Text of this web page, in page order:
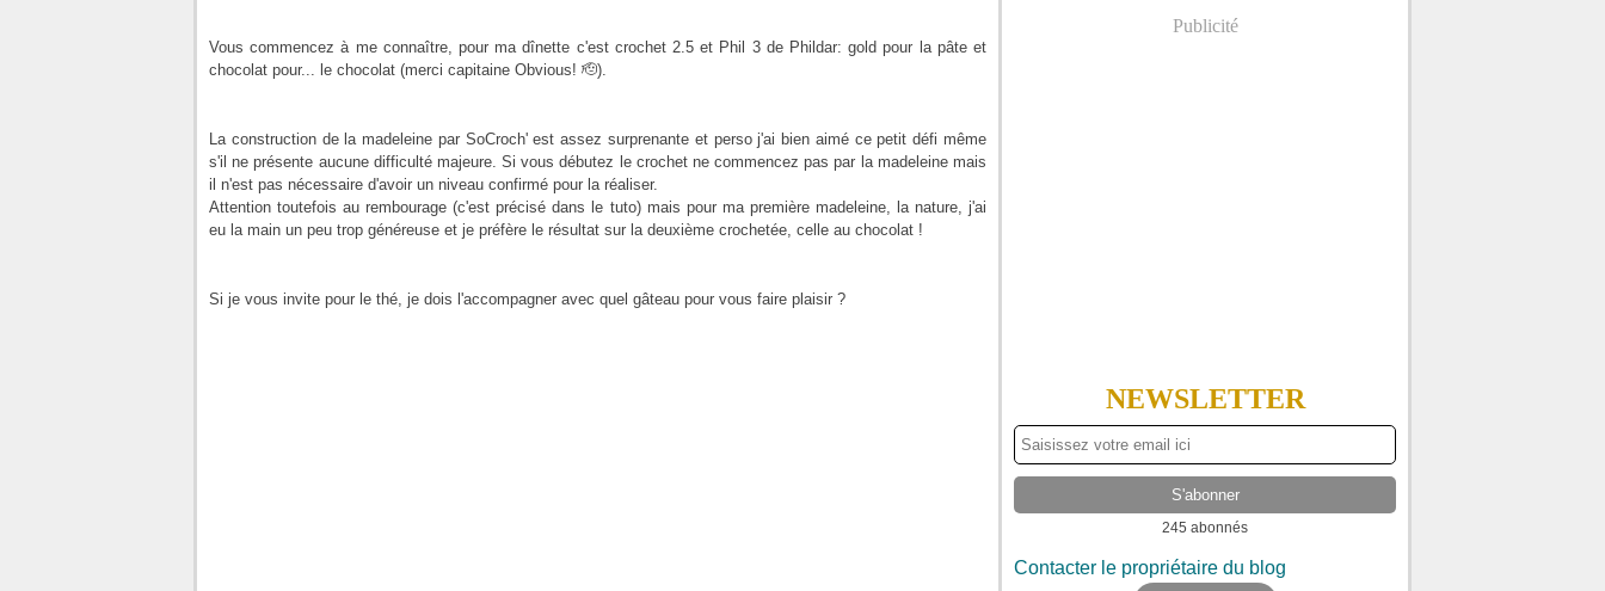
Vous commencez à me connaître, pour ma dînette c'est crochet 2.5 et Phil 3 de Phildar: gold pour la pâte et
chocolat pour... le chocolat (merci capitaine Obvious! 🫡).
La construction de la madeleine par SoCroch' est assez surprenante et perso j'ai bien aimé ce petit défi même
s'il ne présente aucune difficulté majeure. Si vous débutez le crochet ne commencez pas par la madeleine mais
il n'est pas nécessaire d'avoir un niveau confirmé pour la réaliser.
Attention toutefois au rembourage (c'est précisé dans le tuto) mais pour ma première madeleine, la nature, j'ai
eu la main un peu trop généreuse et je préfère le résultat sur la deuxième crochetée, celle au chocolat !
Si je vous invite pour le thé, je dois l'accompagner avec quel gâteau pour vous faire plaisir ?
Publicité
NEWSLETTER
245 abonnés
Contacter le propriétaire du blog